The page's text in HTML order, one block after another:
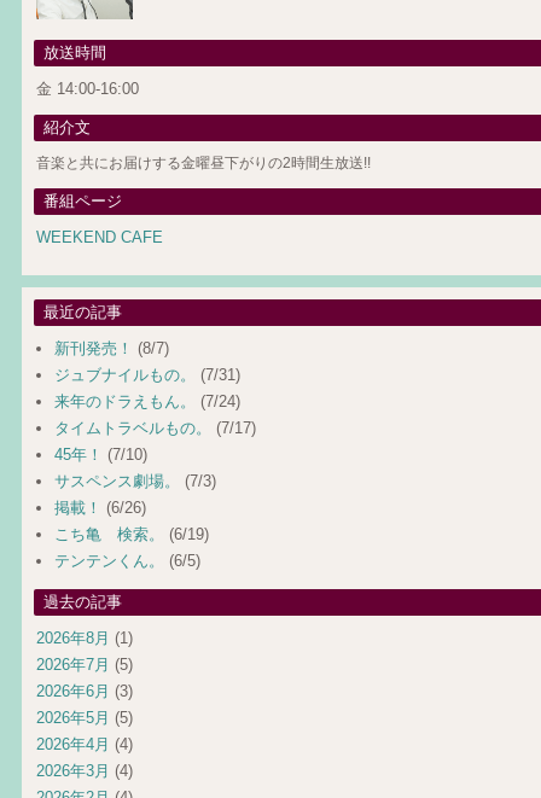
放送時間
金 14:00-16:00
紹介文
音楽と共にお届けする金曜昼下がりの2時間生放送!!
番組ページ
WEEKEND CAFE
最近の記事
新刊発売！ (8/7)
ジュブナイルもの。
(7/31)
来年のドラえもん。
(7/24)
タイムトラベルもの。
(7/17)
45年！ (7/10)
サスペンス劇場。
(7/3)
掲載！ (6/26)
こち亀 検索。
(6/19)
テンテンくん。
(6/5)
過去の記事
2026年8月 (1)
2026年7月 (5)
2026年6月 (3)
2026年5月 (5)
2026年4月 (4)
2026年3月 (4)